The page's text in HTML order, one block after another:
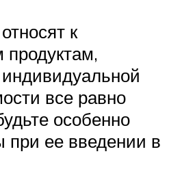
к
продуктам,
все равно
особенно
при ее введении в